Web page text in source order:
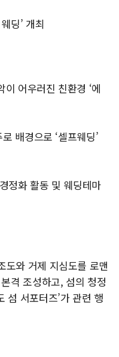
딩’ 개최
어우러진 친환경 ‘에
배경으로 ‘셀프웨딩’
정화 활동 및 웨딩테마
도와 거제 지심도를 로맨
격 조성하고, 섬의 청정
섬 서포터즈’가 관련 행